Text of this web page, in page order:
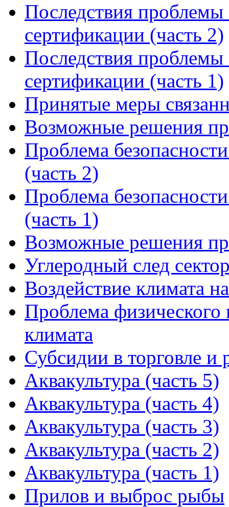
Последствия проблемы
сертификации (часть 2)
Последствия проблемы
сертификации (часть 1)
Принятые меры
Возможные решения
Проблема
(часть 2)
Проблема
(часть 1)
Возможные решения
Углеродный след
Воздействие климата
Проблема физического
климата
Субсидии в торговле и
Аквакультура (часть 5)
Аквакультура (часть 4)
Аквакультура (часть 3)
Аквакультура (часть 2)
Аквакультура (часть 1)
Прилов и выброс рыбы